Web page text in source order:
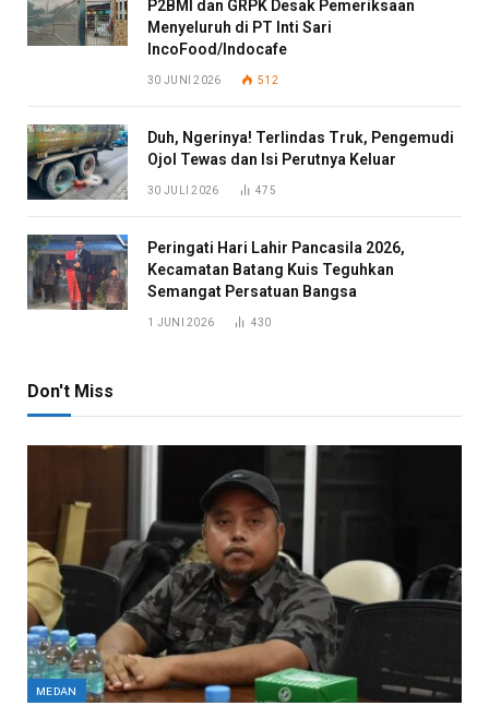
P2BMI dan GRPK Desak Pemeriksaan
Menyeluruh di PT Inti Sari
IncoFood/Indocafe
30 JUNI 2026 512
Duh, Ngerinya! Terlindas Truk, Pengemudi
Ojol Tewas dan Isi Perutnya Keluar
30 JULI 2026 475
Peringati Hari Lahir Pancasila 2026,
Kecamatan Batang Kuis Teguhkan
Semangat Persatuan Bangsa
1 JUNI 2026 430
Don't Miss
MEDAN